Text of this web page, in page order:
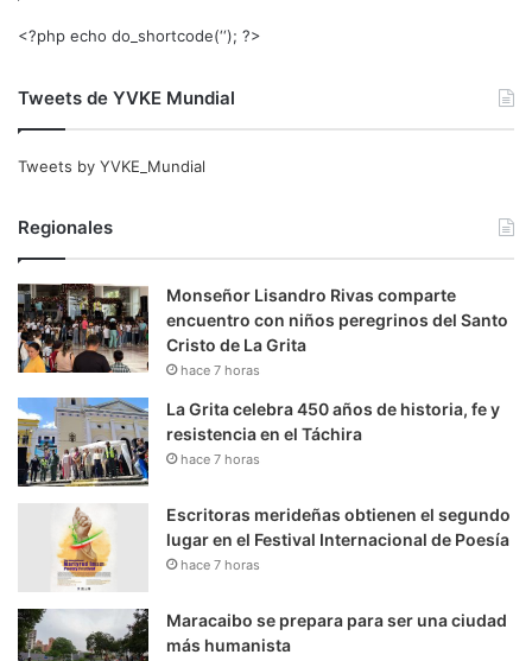
<?php echo do_shortcode(‘‘); ?>
Tweets de YVKE Mundial
Tweets by YVKE_Mundial
Regionales
Monseñor Lisandro Rivas comparte
encuentro con niños peregrinos del Santo
Cristo de La Grita
hace 7 horas
La Grita celebra 450 años de historia, fe y
resistencia en el Táchira
hace 7 horas
Escritoras merideñas obtienen el segundo
lugar en el Festival Internacional de Poesía
hace 7 horas
Maracaibo se prepara para ser una ciudad
más humanista